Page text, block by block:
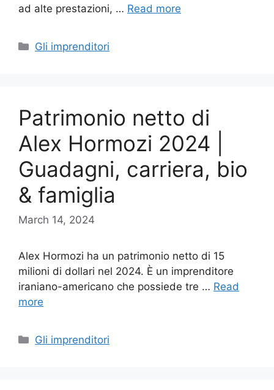
ad alte prestazioni, … Read more
Categories
Gli imprenditori
Patrimonio netto di
Alex Hormozi 2024 |
Guadagni, carriera, bio
& famiglia
March 14, 2024
Alex Hormozi ha un patrimonio netto di 15
milioni di dollari nel 2024. È un imprenditore
iraniano-americano che possiede tre … Read
more
Categories
Gli imprenditori